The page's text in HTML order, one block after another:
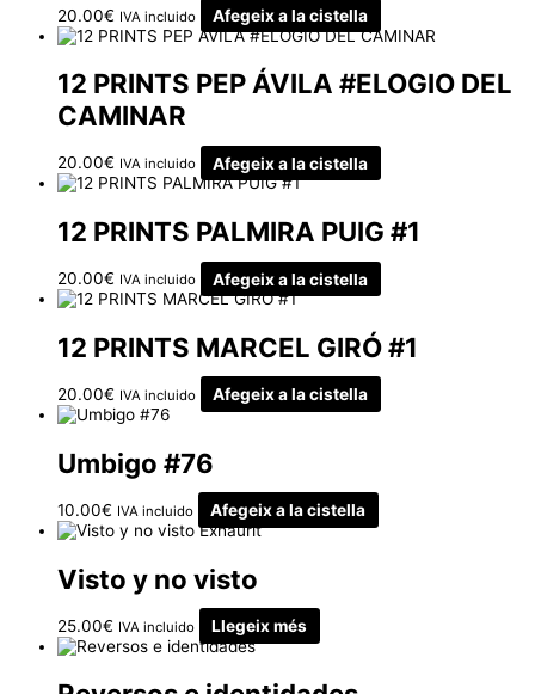
20.00€ IVA incluido Afegeix a la cistella
12 PRINTS PEP ÁVILA #ELOGIO DEL
CAMINAR
20.00€ IVA incluido Afegeix a la cistella
12 PRINTS PALMIRA PUIG #1
20.00€ IVA incluido Afegeix a la cistella
12 PRINTS MARCEL GIRÓ #1
20.00€ IVA incluido Afegeix a la cistella
Umbigo #76
10.00€ IVA incluido
Afegeix a la cistella
Exhaurit
Visto y no visto
25.00€ IVA incluido Llegeix més